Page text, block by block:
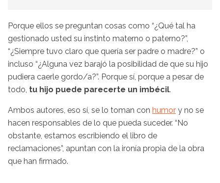
Porque ellos se preguntan cosas como “¿Qué tal ha
gestionado usted su instinto materno o paterno?”,
“¿Siempre tuvo claro que quería ser padre o madre?” o
incluso “¿Alguna vez barajó la posibilidad de que su hijo
pudiera caerle gordo/a?”. Porque sí, porque a pesar de
todo, tu hijo puede parecerte un imbécil.
Ambos autores, eso sí, se lo toman con humor y no se
hacen responsables de lo que pueda suceder. “No
obstante, estamos escribiendo el libro de
reclamaciones”, apuntan con la ironía propia de la obra
que han firmado.